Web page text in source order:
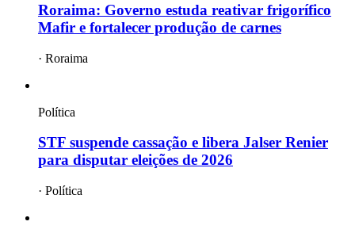
Roraima: Governo estuda reativar frigorífico
Mafir e fortalecer produção de carnes
· Roraima
Política
STF suspende cassação e libera Jalser Renier
para disputar eleições de 2026
· Política